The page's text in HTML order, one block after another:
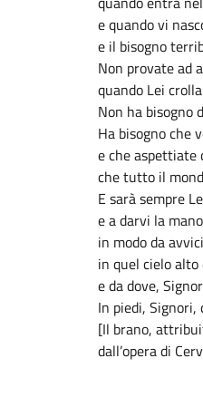
e quando vi
e il bisogno
Non provate ad
quando Lei
Non ha bisogno
Ha bisogno che
e che aspettiate
che tutto il
E sarà sempre
e a darvi la
in modo da
in quel cielo
e da dove,
In piedi, Signori,
[Il brano,
dall’opera di